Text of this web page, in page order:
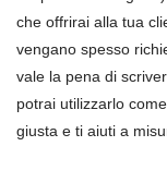
che offrirai alla tua
vengano spesso
vale la pena di
potrai utilizzarlo
giusta e ti aiuti a